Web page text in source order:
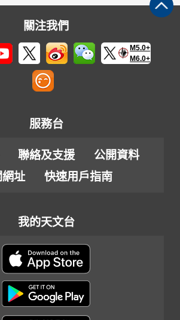
關注我們
M5.0+
M6.0+
服務台
聯絡及支援
公開資料
址
快速用戶指南
我的天文台